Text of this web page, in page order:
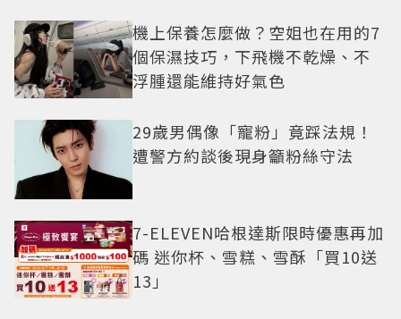
機上保養怎麼做？空姐也在用的7
個保濕技巧，下飛機不乾燥、不
浮腫還能維持好氣色
29歲男偶像「寵粉」竟踩法規！
遭警方約談後現身籲粉絲守法
7-ELEVEN哈根達斯限時優惠再加
碼 迷你杯、雪糕、雪酥「買10送
13」